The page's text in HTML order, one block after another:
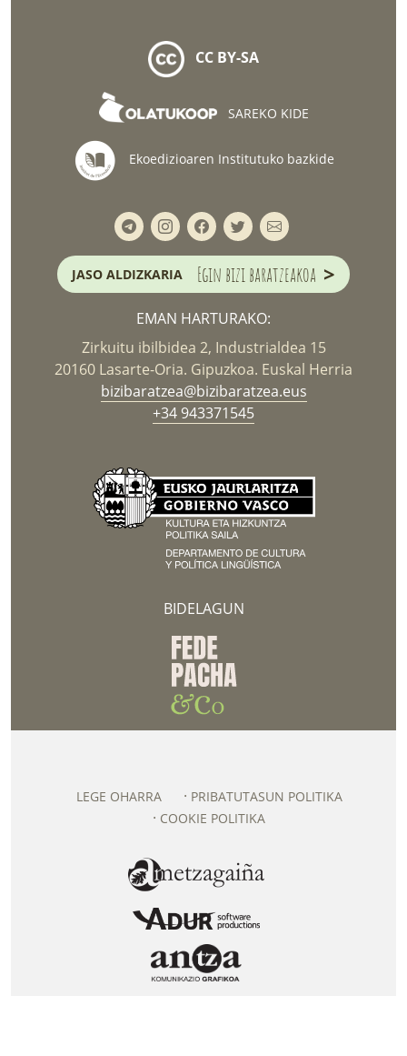
CC BY-SA
SAREKO KIDE
Ekoedizioaren Institutuko bazkide
JASO ALDIZKARIA Egin bizi baratzeakoa >
EMAN HARTURAKO:
Zirkuitu ibilbidea 2, Industrialdea 15
20160 Lasarte-Oria. Gipuzkoa. Euskal Herria
bizibaratzea@bizibaratzea.eus
+34 943371545
BIDELAGUN
LEGE OHARRA
PRIBATUTASUN POLITIKA
COOKIE POLITIKA